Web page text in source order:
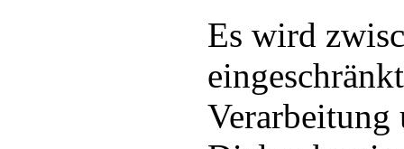
Es wird
Verarbeitung